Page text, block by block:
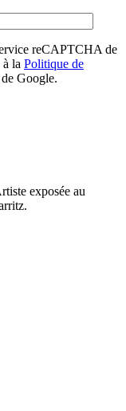
reCAPTCHA de
la Politique de
de Google.
exposée au